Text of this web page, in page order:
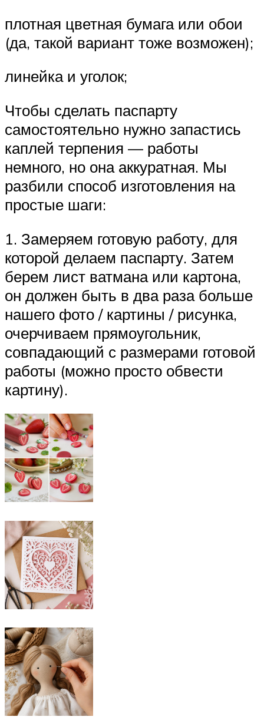
плотная цветная бумага или обои
(да, такой вариант тоже возможен);
линейка и уголок;
Чтобы сделать паспарту
самостоятельно нужно запастись
каплей терпения — работы
немного, но она аккуратная. Мы
разбили способ изготовления на
простые шаги:
1. Замеряем готовую работу, для
которой делаем паспарту. Затем
берем лист ватмана или картона,
он должен быть в два раза больше
нашего фото / картины / рисунка,
очерчиваем прямоугольник,
совпадающий с размерами готовой
работы (можно просто обвести
картину).